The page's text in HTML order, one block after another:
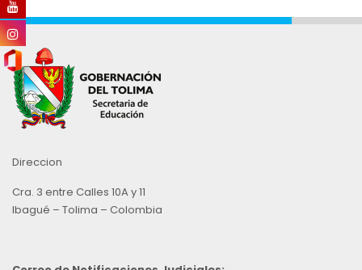
Direccion
Cra. 3 entre Calles 10A y 11
Ibagué – Tolima – Colombia